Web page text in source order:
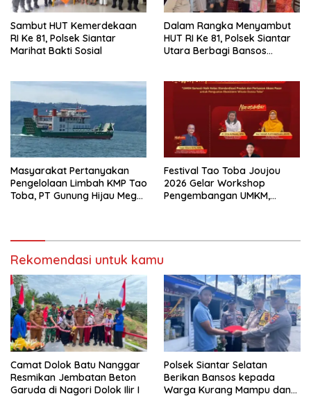
Sambut HUT Kemerdekaan
RI Ke 81, Polsek Siantar
Marihat Bakti Sosial
Dalam Rangka Menyambut
HUT RI Ke 81, Polsek Siantar
Utara Berbagi Bansos
Masyarakat Pertanyakan
Pengelolaan Limbah KMP Tao
Toba, PT Gunung Hijau Mega
Festival Tao Toba Joujou
2026 Gelar Workshop
Pengembangan UMKM,
Rekomendasi untuk kamu
Camat Dolok Batu Nanggar
Resmikan Jembatan Beton
Garuda di Nagori Dolok Ilir I
Polsek Siantar Selatan
Berikan Bansos kepada
Warga Kurang Mampu dan